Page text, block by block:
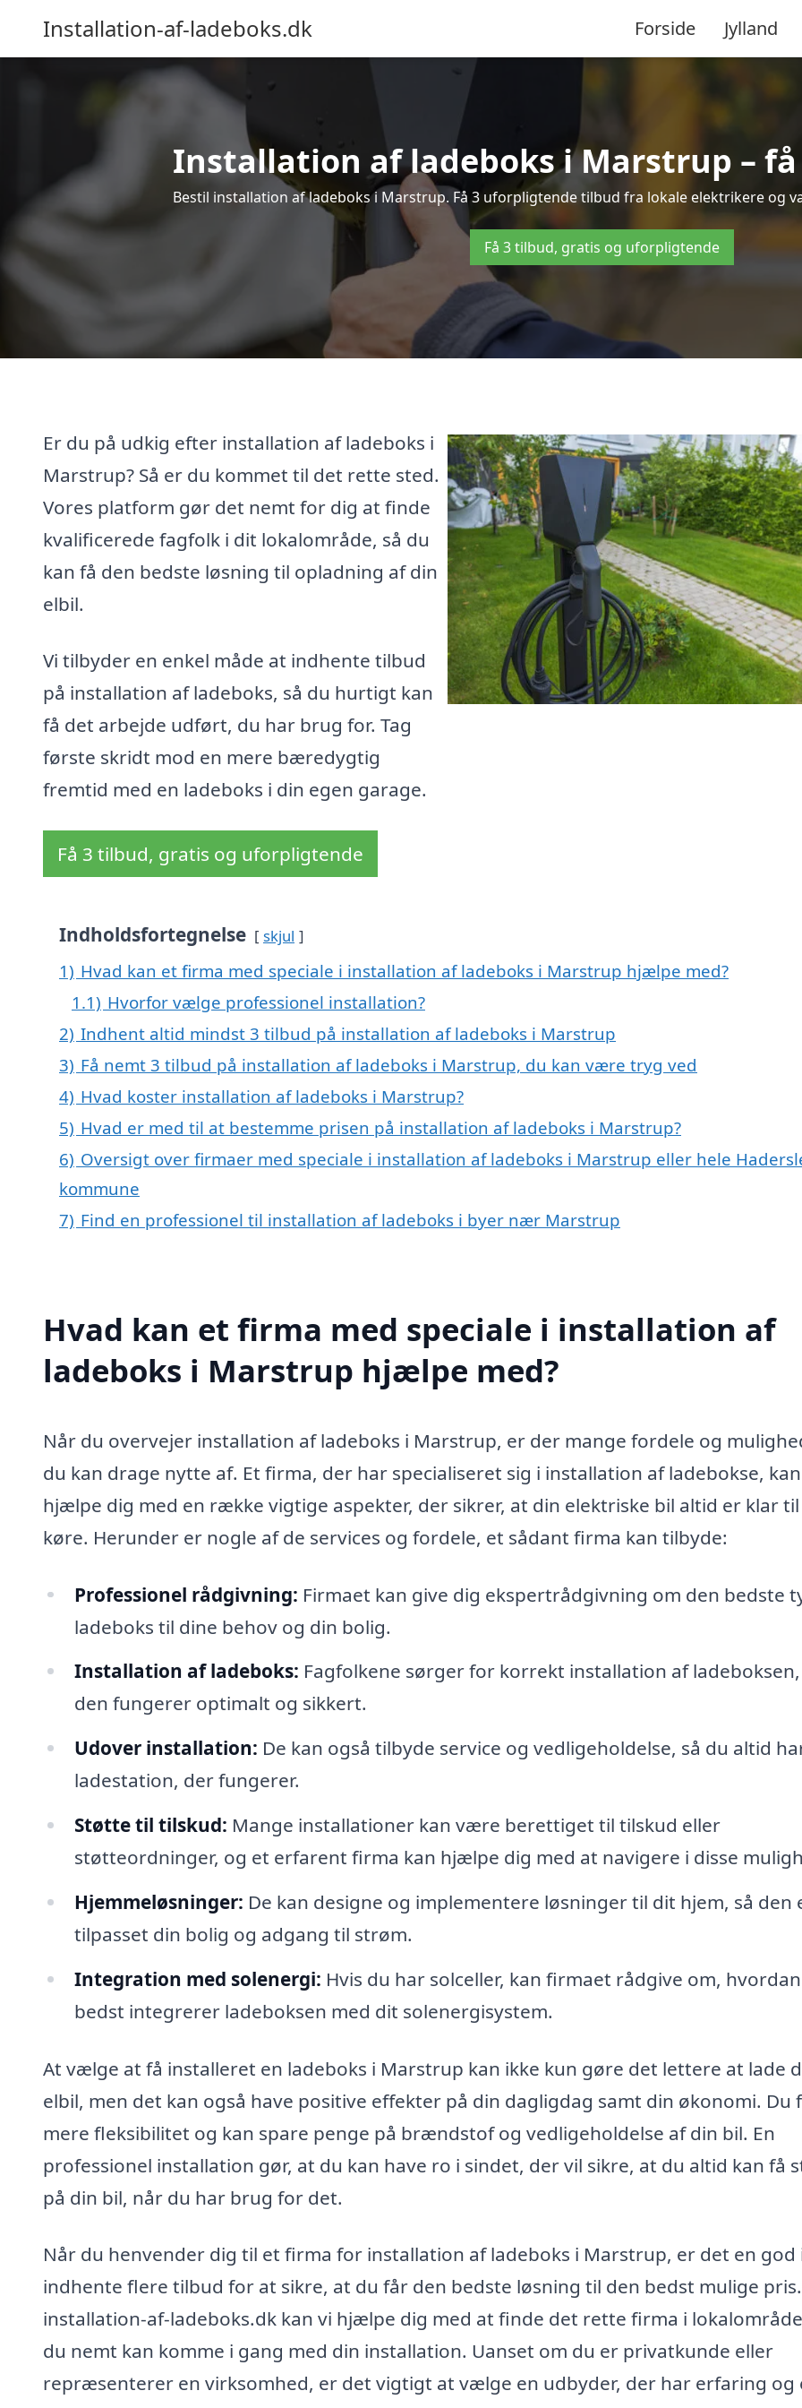
Installation-af-ladeboks.dk Forside Jylland
Installation af ladeboks i Marstrup –
Bestil installation af ladeboks i Marstrup. Få 3 uforpligtende tilbud fra lokale elektrikere og
Få 3 tilbud, gratis og uforpligtende
Er du på udkig efter installation af ladeboks i
Marstrup? Så er du kommet til det rette sted.
Vores platform gør det nemt for dig at finde
kvalificerede fagfolk i dit lokalområde, så du
kan få den bedste løsning til opladning af din
elbil.
Vi tilbyder en enkel måde at indhente tilbud
på installation af ladeboks, så du hurtigt kan
få det arbejde udført, du har brug for. Tag
første skridt mod en mere bæredygtig
fremtid med en ladeboks i din egen garage.
Få 3 tilbud, gratis og uforpligtende
Indholdsfortegnelse skjul
1) Hvad kan et firma med speciale i installation af ladeboks i Marstrup hjælpe med?
1.1) Hvorfor vælge professionel installation?
2) Indhent altid mindst 3 tilbud på installation af ladeboks i Marstrup
3) Få nemt 3 tilbud på installation af ladeboks i Marstrup, du kan være tryg ved
4) Hvad koster installation af ladeboks i Marstrup?
5) Hvad er med til at bestemme prisen på installation af ladeboks i Marstrup?
6) Oversigt over firmaer med speciale i installation af ladeboks i Marstrup eller hele
kommune
7) Find en professionel til installation af ladeboks i byer nær Marstrup
Hvad kan et firma med speciale i installation af
ladeboks i Marstrup hjælpe med?
Når du overvejer installation af ladeboks i Marstrup, er der mange fordele og
du kan drage nytte af. Et firma, der har specialiseret sig i installation af ladebokse, kan
hjælpe dig med en række vigtige aspekter, der sikrer, at din elektriske bil altid er klar
køre. Herunder er nogle af de services og fordele, et sådant firma kan tilbyde:
Professionel rådgivning: Firmaet kan give dig ekspertrådgivning om den bedste
ladeboks til dine behov og din bolig.
Installation af ladeboks: Fagfolkene sørger for korrekt installation af ladeboksen,
den fungerer optimalt og sikkert.
Udover installation: De kan også tilbyde service og vedligeholdelse, så du altid
ladestation, der fungerer.
Støtte til tilskud: Mange installationer kan være berettiget til tilskud eller
støtteordninger, og et erfarent firma kan hjælpe dig med at navigere i disse
Hjemmeløsninger: De kan designe og implementere løsninger til dit hjem, så den
tilpasset din bolig og adgang til strøm.
Integration med solenergi: Hvis du har solceller, kan firmaet rådgive om,
bedst integrerer ladeboksen med dit solenergisystem.
At vælge at få installeret en ladeboks i Marstrup kan ikke kun gøre det lettere at lade
elbil, men det kan også have positive effekter på din dagligdag samt din økonomi. Du
mere fleksibilitet og kan spare penge på brændstof og vedligeholdelse af din bil. En
professionel installation gør, at du kan have ro i sindet, der vil sikre, at du altid kan få
på din bil, når du har brug for det.
Når du henvender dig til et firma for installation af ladeboks i Marstrup, er det en god
indhente flere tilbud for at sikre, at du får den bedste løsning til den bedst mulige
installation-af-ladeboks.dk kan vi hjælpe dig med at finde det rette firma i
du nemt kan komme i gang med din installation. Uanset om du er privatkunde eller
repræsenterer en virksomhed, er det vigtigt at vælge en udbyder, der har erfaring og